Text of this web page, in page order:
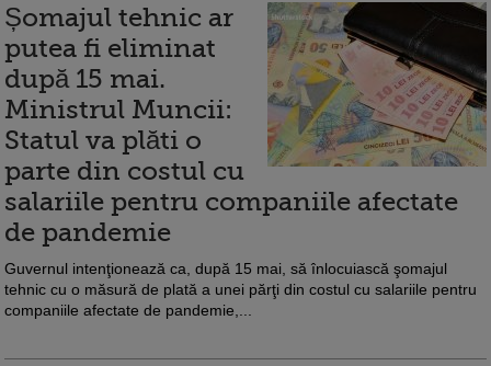
Șomajul tehnic ar
putea fi eliminat
după 15 mai.
Ministrul Muncii:
Statul va plăti o
parte din costul cu
salariile pentru companiile afectate
de pandemie
Guvernul intenţionează ca, după 15 mai, să înlocuiască şomajul
tehnic cu o măsură de plată a unei părţi din costul cu salariile pentru
companiile afectate de pandemie,...